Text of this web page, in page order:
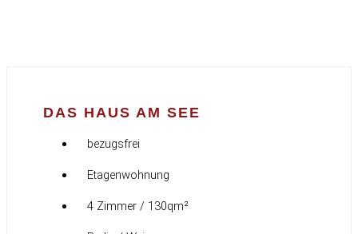
DAS HAUS AM SEE
bezugsfrei
Etagenwohnung
4 Zimmer / 130qm²